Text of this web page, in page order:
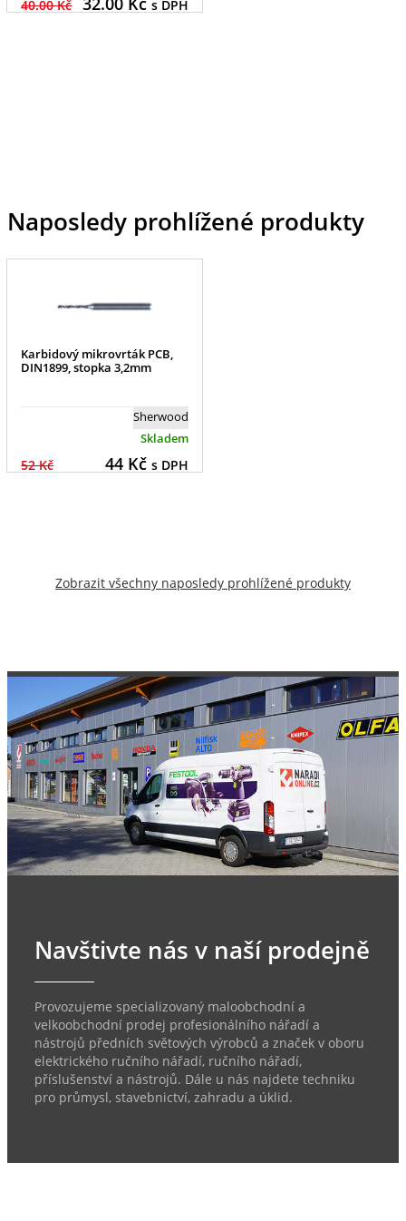
40.00 Kč s DPH
Naposledy prohlížené produkty
Karbidový mikrovrták PCB,
DIN1899, stopka 3,2mm
Sherwood
Skladem
52 Kč 44Kč s DPH
Zobrazit všechny naposledy prohlížené produkty
Navštivte nás v naší prodejně
Provozujeme specializovaný maloobchodní a
velkoobchodní prodej profesionálního nářadí a
nástrojů předních světových výrobců a značek v oboru
elektrického ručního nářadí, ručního nářadí,
příslušenství a nástrojů. Dále u nás najdete techniku
pro průmysl, stavebnictví, zahradu a úklid.